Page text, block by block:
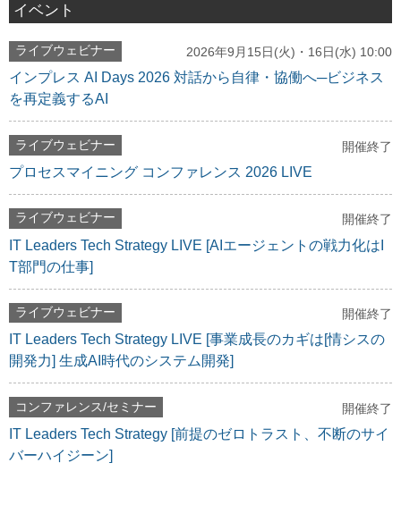
イベント
ライブウェビナー 2026年9月15日(火)・16日(水) 10:00
インプレス AI Days 2026 対話から自律・協働へ─ビジネス
を再定義するAI
ライブウェビナー 開催終了
プロセスマイニング コンファレンス 2026 LIVE
ライブウェビナー 開催終了
IT Leaders Tech Strategy LIVE [AIエージェントの戦力化はI
T部門の仕事]
ライブウェビナー 開催終了
IT Leaders Tech Strategy LIVE [事業成長のカギは[情シスの
開発力] 生成AI時代のシステム開発]
コンファレンス/セミナー 開催終了
IT Leaders Tech Strategy [前提のゼロトラスト、不断のサイ
バーハイジーン]